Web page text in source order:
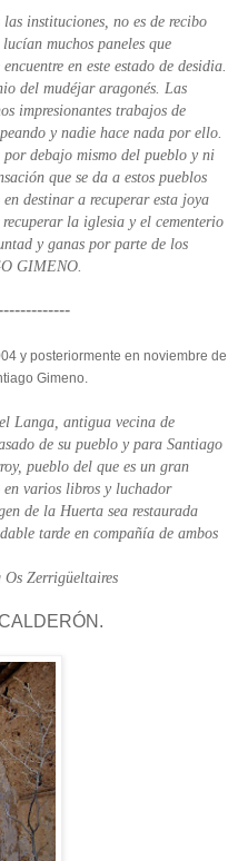
instituciones, no es de recibo
muchos paneles que
en este estado de desidia.
del mudéjar aragonés. Las
impresionantes trabajos de
y nadie hace nada por ello.
debajo mismo del pueblo y ni
que se da a estos pueblos
destinar a recuperar esta joya
la iglesia y el cementerio
y ganas por parte de los
GIMENO.
y posteriormente en noviembre de
Gimeno.
Langa, antigua vecina de
de su pueblo y para Santiago
pueblo del que es un gran
varios libros y luchador
de la Huerta sea restaurada
tarde en compañía de ambos
Os Zerrigüeltaires